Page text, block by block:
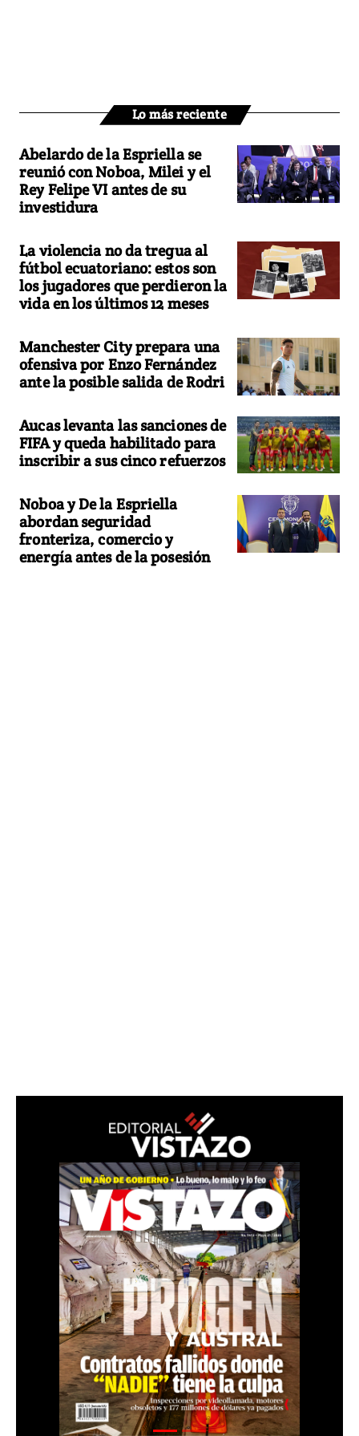
Lo más reciente
Abelardo de la Espriella se
reunió con Noboa, Milei y el
Rey Felipe VI antes de su
investidura
La violencia no da tregua al
fútbol ecuatoriano: estos son
los jugadores que perdieron la
vida en los últimos 12 meses
Manchester City prepara una
ofensiva por Enzo Fernández
ante la posible salida de Rodri
Aucas levanta las sanciones de
FIFA y queda habilitado para
inscribir a sus cinco refuerzos
Noboa y De la Espriella
abordan seguridad
fronteriza, comercio y
energía antes de la posesión